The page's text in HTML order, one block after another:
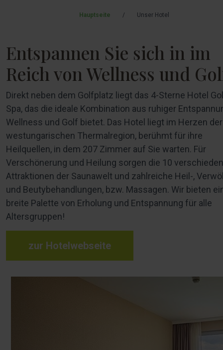
Hauptseite / Unser Hotel
Entspannen Sie sich in im
Reich von Wellness und
Direkt neben dem Golfplatz liegt das 4-Sterne Hotel
Spa, das die ideale Kombination aus ruhiger
Wellness und Golf bietet. Das Hotel liegt im Herzen der
westungarischen Thermalregion, berühmt für ihre
Heilquellen, in dem 207 Zimmer auf Sie warten. Für
Verschönerung und Heilung sorgen die 10
Attraktionen der Saunawelt und zahlreiche Heil-,
und Beutybehandlungen, bzw. Massagen. Wir bieten
breite Palette von Erholung und Entspannung für alle
Altersgruppen!
zur Hotelwebseite